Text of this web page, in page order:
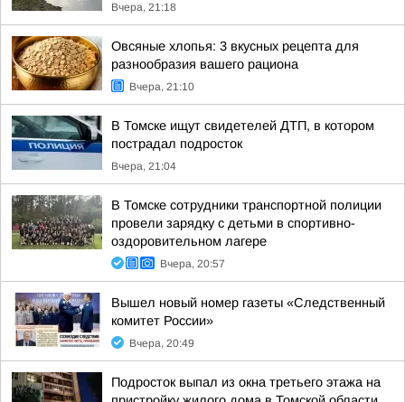
Вчера, 21:18
Овсяные хлопья: 3 вкусных рецепта для
разнообразия вашего рациона
Вчера, 21:10
В Томске ищут свидетелей ДТП, в котором
пострадал подросток
Вчера, 21:04
В Томске сотрудники транспортной полиции
провели зарядку с детьми в спортивно-
оздоровительном лагере
Вчера, 20:57
Вышел новый номер газеты «Следственный
комитет России»
Вчера, 20:49
Подросток выпал из окна третьего этажа на